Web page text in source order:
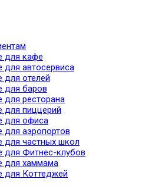
для кафе
для автосервиса
для отелей
для баров
для ресторана
для пиццерий
для офиса
для аэропортов
для частных школ
для Фитнес-клубов
для хаммама
для Коттеджей